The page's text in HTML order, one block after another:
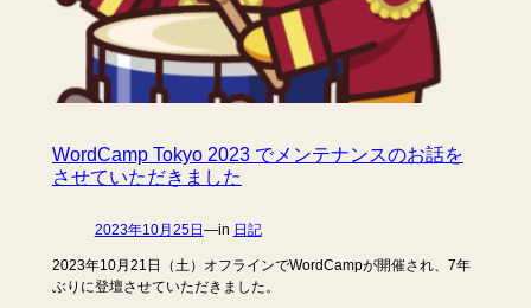
WordCamp Tokyo 2023 でメンテナンスのお話を
させていただきました
2023年10月25日—in 日記
2023年10月21日（土）オフラインでWordCampが開催され、7年
ぶりに登壇させていただきました。